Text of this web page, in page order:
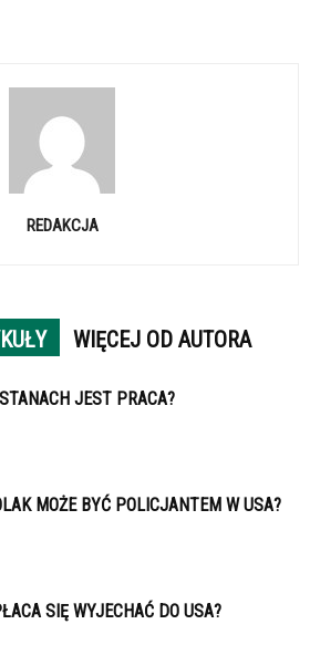
REDAKCJA
WIĘCEJ OD AUTORA
JEST PRACA?
MOŻE BYĆ POLICJANTEM W USA?
SIĘ WYJECHAĆ DO USA?